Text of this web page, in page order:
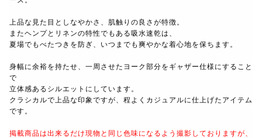
上品な見た目としなやかさ、肌触りの良さが特徴。
またヘンプとリネンの特性でもある吸水速乾は、
夏場でもべたつきを防ぎ、いつまでも爽やかな着心地を保ちます。
身幅に余裕を持たせ、一周させたヨーク部分をギャザー仕様にすること
で
立体感あるシルエットにしています。
クラシカルで上品な印象ですが、程よくカジュアルに仕上げたアイテム
です。
掲載商品は出来るだけ現物と同じ色味になるよう撮影しておりますが、